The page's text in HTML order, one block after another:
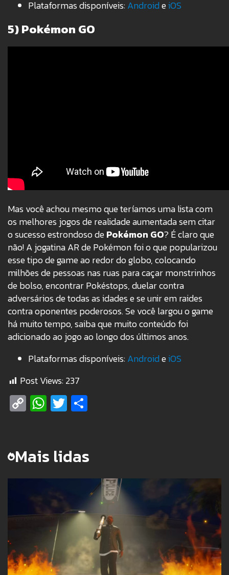
Plataformas disponíveis:AndroideiOS
5) Pokémon GO
Mas você achou mesmo que teríamos uma lista com
os melhores jogos de realidade aumentada sem citar
o sucesso estrondoso dePokémon GO? É claro que
não! A jogatina AR de Pokémon foi o que popularizou
esse tipo de game ao redor do globo, colocando
milhões de pessoas nas ruas para caçar monstrinhos
de bolso, encontrar Pokéstops, duelar contra
adversários de todas as idades e se unir em raides
contra oponentes poderosos. Se você largou o game
há muito tempo, saiba que muito conteúdo foi
adicionado ao jogo ao longo dos últimos anos.
Plataformas disponíveis:AndroideiOS
Post Views:237
Copy
Link
WhatsApp
Twitter
Mais lidas